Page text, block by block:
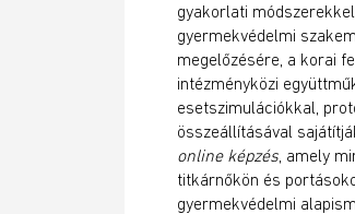
gyakorlati
gyermekvédelmi
megelőzésére, a korai
intézményközi
esetszimulációkkal,
összeállításával
online képzés , amely
titkárnőkön és
gyermekvédelmi